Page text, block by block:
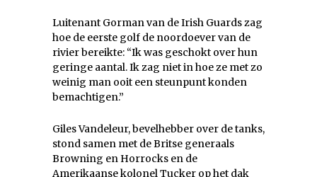
Luitenant Gorman van de Irish Guards zag
hoe de eerste golf de noordoever van de
rivier bereikte: “Ik was geschokt over hun
geringe aantal. Ik zag niet in hoe ze met zo
weinig man ooit een steunpunt konden
bemachtigen.”
Giles Vandeleur, bevelhebber over de tanks,
stond samen met de Britse generaals
Browning en Horrocks en de
Amerikaanse kolonel Tucker op het dak